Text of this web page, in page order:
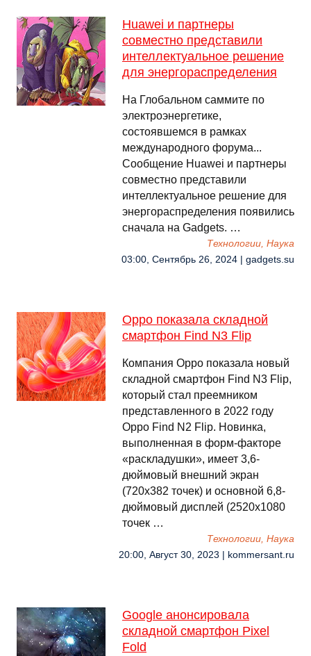
Huawei и партнеры
совместно представили
интеллектуальное решение
для энергораспределения
На Глобальном саммите по
электроэнергетике,
состоявшемся в рамках
международного форума...
Сообщение Huawei и партнеры
совместно представили
интеллектуальное решение для
энергораспределения появились
сначала на Gadgets. …
Технологии, Наука
03:00, Сентябрь 26, 2024 | gadgets.su
Oppo показала складной
смартфон Find N3 Flip
Компания Oppo показала новый
складной смартфон Find N3 Flip,
который стал преемником
представленного в 2022 году
Oppo Find N2 Flip. Новинка,
выполненная в форм-факторе
«раскладушки», имеет 3,6-
дюймовый внешний экран
(720x382 точек) и основной 6,8-
дюймовый дисплей (2520x1080
точек …
Технологии, Наука
20:00, Август 30, 2023 | kommersant.ru
Google анонсировала
складной смартфон Pixel
Fold